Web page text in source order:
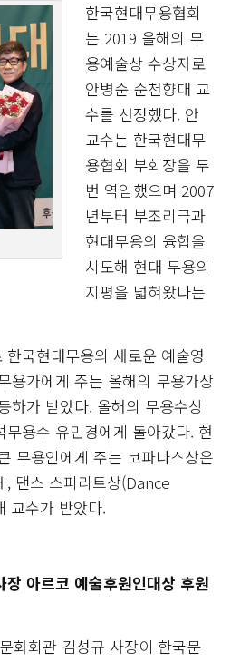
한국현대무용협회
는 2019 올해의 무
용예술상 수상자로
안병순 순천향대 교
수를 선정했다. 안
교수는 한국현대무
용협회 부회장을 두
번 역임했으며 2007
년부터 부조리극과
현대무용의 융합을
시도해 현대 무용의
지평을 넓혀왔다는
국현대무용의 새로운 예술영
용가에게 주는 올해의 무용가상
하가 받았다. 올해의 무용수상
용수 유민경에게 돌아갔다. 현
무용인에게 주는 코파나스상은
, 댄스 스피리트상(Dance
교수가 받았다.
아르코 예술후원인대상 후원
화회관 김성규 사장이 한국문